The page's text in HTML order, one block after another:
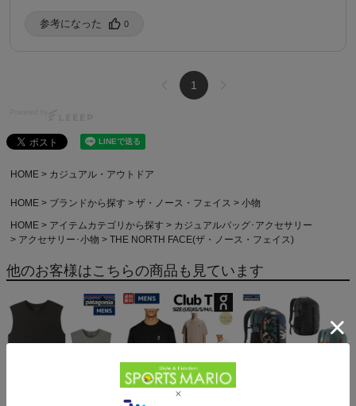
参考になった️ 0
1
HOME カジュアル・アウトドア
HOME ブランドから探す ザ・ノース・フェイス
小物
HOME
アイテムカテゴリから探す
カジュアルバッグ･アクセサリー
アクセサリー･小物
THE NORTH FACE(ザ・ノース・フェイス)
他のお客様はこちらの商品も見ています